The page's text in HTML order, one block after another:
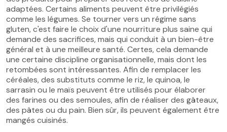
adaptées. Certains aliments peuvent être privilégiés
comme les légumes. Se tourner vers un régime sans
gluten, c'est faire le choix d'une nourriture plus saine qui
demande des sacrifices, mais qui conduit à un bien-être
général et à une meilleure santé. Certes, cela demande
une certaine discipline organisationnelle, mais dont les
retombées sont intéressantes. Afin de remplacer les
céréales, des substituts comme le riz, le quinoa, le
sarrasin ou le maïs peuvent être utilisés pour élaborer
des farines ou des semoules, afin de réaliser des gâteaux,
des pâtes ou du pain. Bien sûr, ils peuvent également être
mangés cuisinés.